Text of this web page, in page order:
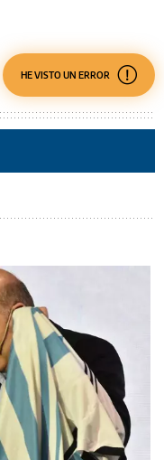
HE VISTO UN ERROR